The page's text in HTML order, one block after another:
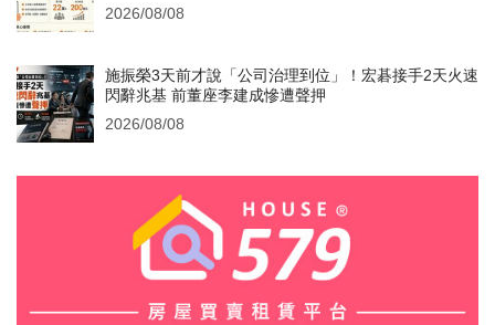
2026/08/08
施振榮3天前才說「公司治理到位」！宏碁接手2天火速
閃辭兆基 前董座李建成慘遭聲押
2026/08/08